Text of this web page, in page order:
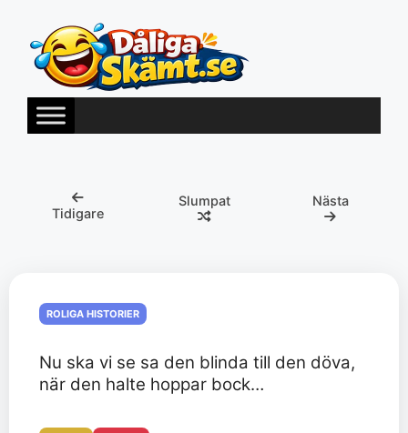
innehåll
Tidigare
Slumpat Nästa
ROLIGA HISTORIER
Nu ska vi se sa den blinda till den döva,
när den halte hoppar bock…